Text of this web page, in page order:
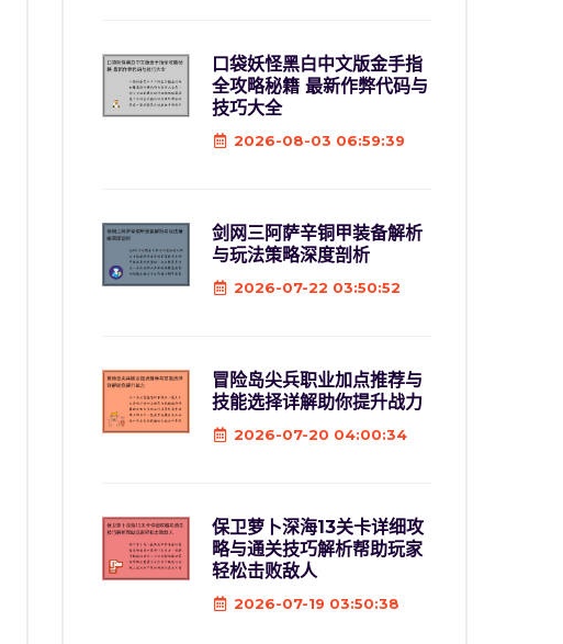
口袋妖怪黑白中文版金手指
全攻略秘籍 最新作弊代码与
技巧大全
2026-08-03 06:59:39
剑网三阿萨辛铜甲装备解析
与玩法策略深度剖析
2026-07-22 03:50:52
冒险岛尖兵职业加点推荐与
技能选择详解助你提升战力
2026-07-20 04:00:34
保卫萝卜深海13关卡详细攻
略与通关技巧解析帮助玩家
轻松击败敌人
2026-07-19 03:50:38